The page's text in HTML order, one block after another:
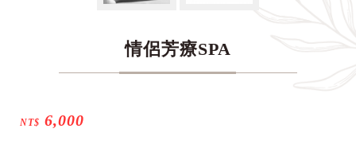
情侶芳療SPA
NT$ 6,000